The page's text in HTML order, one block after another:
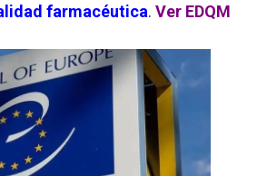
farmacéutica. Ver EDQM